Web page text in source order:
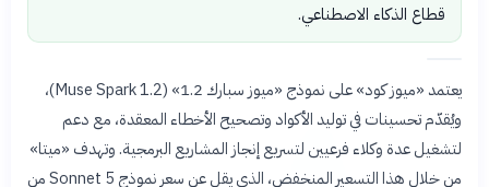
قطاع الذكاء الاصطناعي.
يعتمد «ميوز كود» على نموذج «ميوز سبارك 1.2» (Muse Spark 1.2)،
ويُقدّم تحسينات في توليد الأكواد وتصحيح الأخطاء المعقدة، مع دعم
لتشغيل عدة وكلاء فرعيين لتسريع إنجاز المشاريع البرمجية. وتهدف «ميتا»
من خلال هذا التسعير المنخفض، الذي يقل عن سعر نموذج Sonnet 5 من